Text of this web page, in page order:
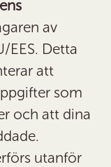
av
EES. Detta
att
som
och att dina
utanför